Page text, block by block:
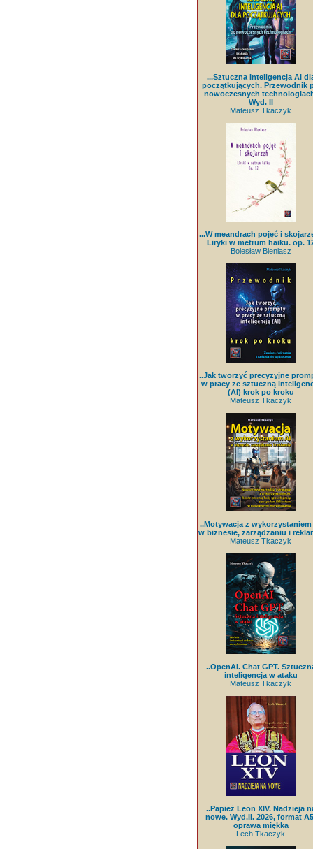
...Sztuczna Inteligencja AI
początkujących. Przewodnik
nowoczesnych
Wyd. II
Mateusz Tkaczyk
...W meandrach pojęć i
Liryki w metrum haiku. op.
Bolesław Bieniasz
..Jak tworzyć precyzyjne
w pracy ze sztuczną
(AI) krok po kroku
Mateusz Tkaczyk
..Motywacja z wykorzystaniem
w biznesie, zarządzaniu i
Mateusz Tkaczyk
..OpenAI. Chat GPT.
inteligencja w ataku
Mateusz Tkaczyk
..Papież Leon XIV. Nadzieja
nowe. Wyd.II. 2026, format
oprawa miękka
Lech Tkaczyk